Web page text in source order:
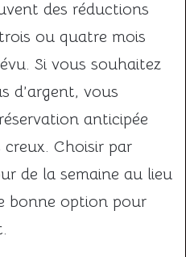
des réductions
ou quatre mois
Si vous souhaitez
d’argent, vous
anticipée
Choisir par
de la semaine au lieu
bonne option pour